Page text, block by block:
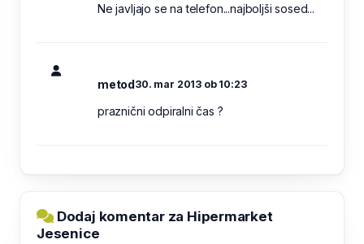
Ne javljajo se na telefon...najboljši sosed...
metod30. mar 2013 ob 10:23
praznični odpiralni čas ?
Dodaj komentar za Hipermarket
Jesenice